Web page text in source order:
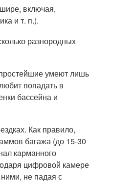
включая,
и т. п.).
разнородных
умеют лишь
попадать в
бассейна и
Как правило,
багажа (до 15-30
карманного
цифровой камере
не падая с